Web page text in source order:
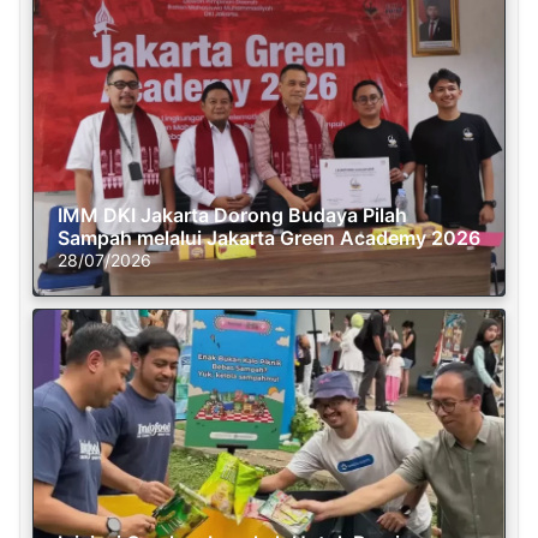
IMM DKI Jakarta Dorong Budaya Pilah
Sampah melalui Jakarta Green Academy 2026
28/07/2026